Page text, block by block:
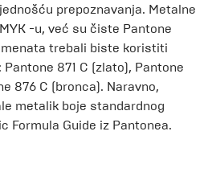
prepoznavanja. Metalne
-u, već su čiste Pantone
trebali biste koristiti
871 C (zlato), Pantone
876 C (bronca). Naravno,
metalik boje standardnog
Formula Guide iz Pantonea.